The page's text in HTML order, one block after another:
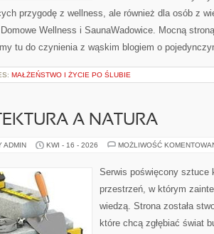
przygodę z wellness, ale również dla osób z
Wellness i SaunaWadowice. Mocną
tu do czynienia z wąskim blogiem o
MAŁŻEŃSTWO I ŻYCIE PO ŚLUBIE
A NATURA
ADMIN KWI - 16 - 2026 MOŻLIWOŚĆ
Serwis poświęcony sztuce
przestrzeń, w którym
wiedzą. Strona została
które chcą zgłębiać świat